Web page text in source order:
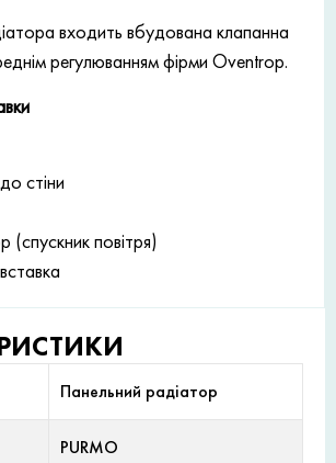
входить вбудована клапанна
регулюванням фірми Oventrop.
стіни
(спускник повітря)
Панельний радіатор
PURMO